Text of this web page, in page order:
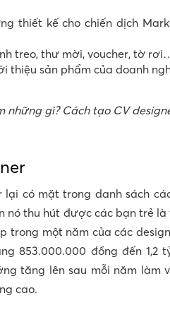
thiết kế cho chiến dịch
treo, thư mời, voucher, tờ
thiệu sản phẩm của doanh
những gì? Cách tạo CV
lại có mặt trong danh sách
nó thu hút được các bạn trẻ
trong một năm của các
853.000.000 đồng đến 1,2
tăng lên sau mỗi năm làm
cao.